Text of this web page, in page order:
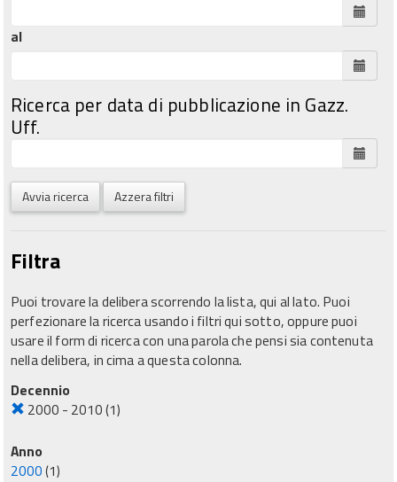
al
Ricerca per data di pubblicazione in Gazz.
Uff.
Avvia ricerca Azzera filtri
Filtra
Puoi trovare la delibera scorrendo la lista, qui al lato. Puoi
perfezionare la ricerca usando i filtri qui sotto, oppure puoi
usare il form di ricerca con una parola che pensi sia contenuta
nella delibera, in cima a questa colonna.
Decennio
2000 - 2010(1)
Anno
2000(1)